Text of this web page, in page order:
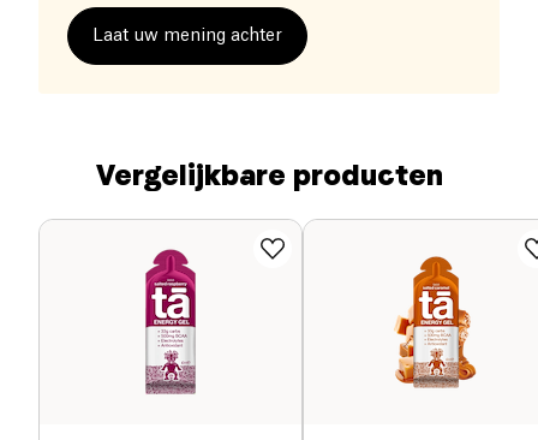
Laat uw mening achter
Vergelijkbare producten